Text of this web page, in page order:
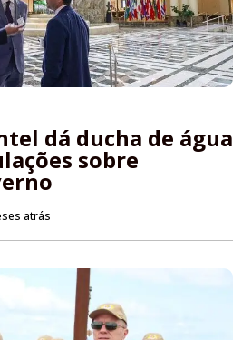
dá ducha de água
sobre
atrás